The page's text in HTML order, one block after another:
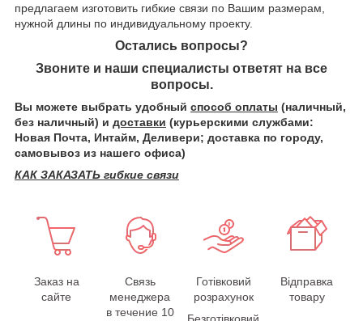
предлагаем изготовить гибкие связи по Вашим размерам,
нужной длины по индивидуальному проекту.
Остались вопросы?
Звоните и наши специалисты ответят на все
вопросы.
Вы можете выбрать удобный способ оплаты (наличный,
без наличный) и доставки (курьерскими службами:
Новая Почта, Интайм, Деливери; доставка по городу,
самовывоз из нашего офиса)
КАК ЗАКАЗАТЬ гибкие связи
Заказ на
сайте
Связь
менеджера
в течение 10
Готівковий
розрахунок
Безготівковий
Відправка
товару